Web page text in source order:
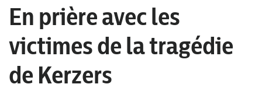
Agenda
Corporation cantonale
En prière avec les
victimes de la tragédie
de Kerzers